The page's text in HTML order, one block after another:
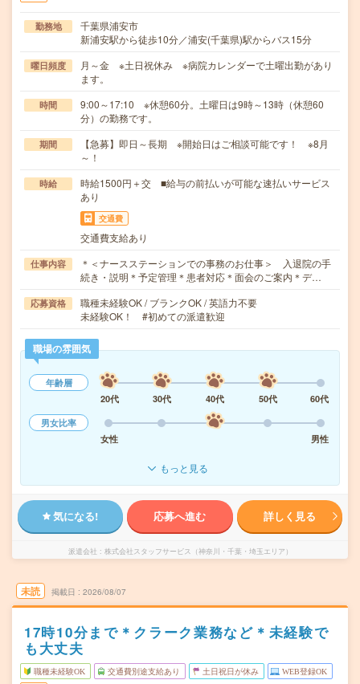
勤務地
千葉県浦安市
新浦安駅から徒歩10分／浦安(千葉県)駅からバス15分
曜日頻度
月～金 ※土日祝休み ※病院カレンダーで土曜出勤があり
ます。
時間
9:00～17:10 ※休憩60分。土曜日は9時～13時（休憩60
分）の勤務です。
期間
【急募】即日～長期 ※開始日はご相談可能です！ ※8月
～！
時給
時給1500円＋交 ■給与の前払いが可能な速払いサービス
あり
交通費
交通費支給あり
仕事内容
＊＜ナースステーションでの事務のお仕事＞ 入退院の手
続き・説明＊予定管理＊患者対応＊面会のご案内＊デ…
応募資格
職種未経験OK / ブランクOK / 英語力不要
未経験OK！ #初めての派遣歓迎
職場の雰囲気
年齢層
20代
30代 40代 50代
60代
男女比率
女性
男性
もっと見る
気になる! 応募へ進む 詳しく見る
派遣会社 株式会社スタッフサービス（神奈川・千葉・埼玉エリア）
未読 掲載日 2026/08/07
17時10分まで＊クラーク業務など＊未経験で
も大丈夫
職種未経験OK 交通費別途支給あり 土日祝日が休み WEB登録OK